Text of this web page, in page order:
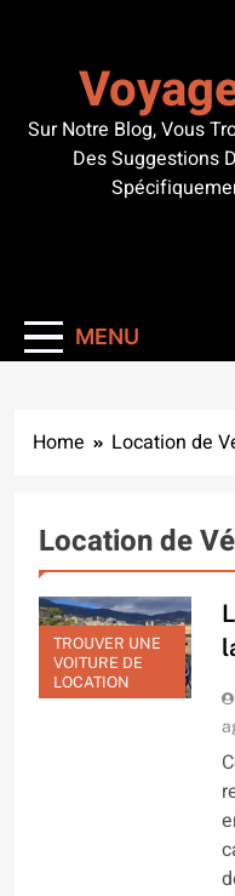
Sur Notre Blog, Vous
Des Suggestions
MENU
Home Location de
Location de
TROUVER UNE
VOITURE DE
LOCATION